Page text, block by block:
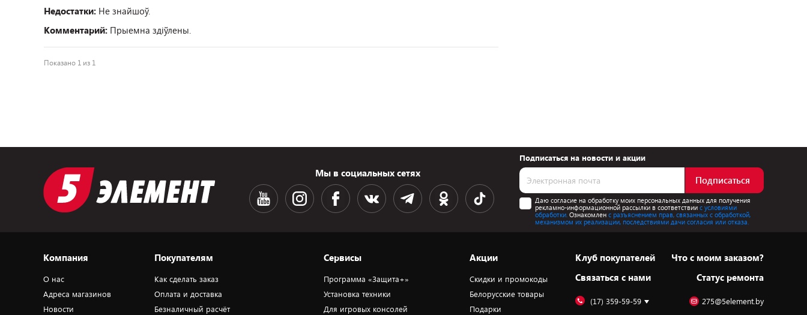
Недостатки: Не знайшоў.
Комментарий: Прыемна здіўлены.
Показано 1 из 1
Мы в социальных сетях
Подписаться на новости и акции
Подписаться
Даю согласие на обработку моих персональных данных для получения
рекламно-информационной рассылки в соответствиис условиями
обработки. Ознакомлен с разъяснением прав, связанных с обработкой,
механизмом их реализации, последствиями дачи согласия или отказа.
Компания
О нас
Адреса магазинов
Новости
Покупателям
Как сделать заказ
Оплата и доставка
Безналичный расчёт
Сервисы
Программа «Защита+»
Установка техники
Для игровых консолей
Акции
Скидки и промокоды
Белорусские товары
Подарки
Клуб покупателей
Cвязаться с нами
Что с моим заказом?
Статус ремонта
(17) 359-59-59 275@5element.by